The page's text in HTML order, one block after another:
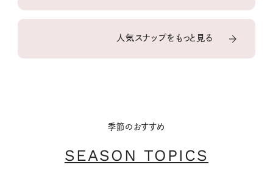
人気スナップをもっと見る
季節のおすすめ
SEASON TOPICS